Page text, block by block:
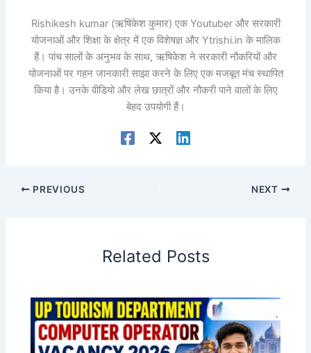
Rishikesh kumar (ऋषिकेश कुमार) एक Youtuber और सरकारी
योजनाओं और शिक्षा के क्षेत्र में एक विशेषज्ञ और Ytrishi.in के मालिक
हैं। पांच सालों के अनुभव के साथ, ऋषिकेश ने सरकारी नौकरियों और
योजनाओं पर गहन जानकारी साझा करने के लिए एक मजबूत मंच स्थापित
किया है। उनके वीडियो और लेख छात्रों और नौकरी पाने वालों के लिए
बेहद उपयोगी हैं।
PREVIOUS NEXT
Related Posts